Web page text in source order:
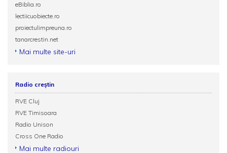
eBiblia.ro
lectiicuobiecte.ro
proiectulimpreuna.ro
tanarcrestin.net
Mai multe site-uri
Radio creștin
RVE Cluj
RVE Timisoara
Radio Unison
Cross One Radio
Mai multe radiouri